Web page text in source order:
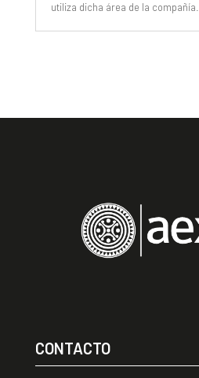
utiliza dicha área de la compañía.
CONTACTO